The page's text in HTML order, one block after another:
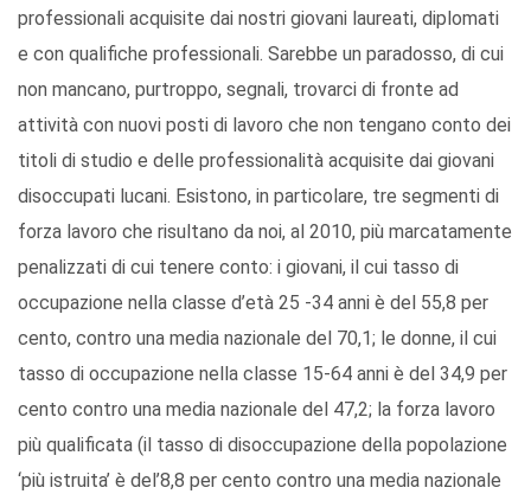
professionali acquisite dai nostri giovani laureati, diplomati
e con qualifiche professionali. Sarebbe un paradosso, di cui
non mancano, purtroppo, segnali, trovarci di fronte ad
attività con nuovi posti di lavoro che non tengano conto dei
titoli di studio e delle professionalità acquisite dai giovani
disoccupati lucani. Esistono, in particolare, tre segmenti di
forza lavoro che risultano da noi, al 2010, più marcatamente
penalizzati di cui tenere conto: i giovani, il cui tasso di
occupazione nella classe d’età 25 -34 anni è del 55,8 per
cento, contro una media nazionale del 70,1; le donne, il cui
tasso di occupazione nella classe 15-64 anni è del 34,9 per
cento contro una media nazionale del 47,2; la forza lavoro
più qualificata (il tasso di disoccupazione della popolazione
‘più istruita’ è del’8,8 per cento contro una media nazionale